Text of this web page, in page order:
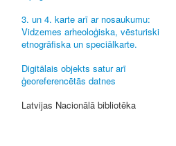
3. un 4. karte arī ar nosaukumu:
Vidzemes arheoloģiska, vēsturiski
etnogrāfiska un speciālkarte.
Digitālais objekts satur arī
ģeoreferencētās datnes
Latvijas Nacionālā bibliotēka